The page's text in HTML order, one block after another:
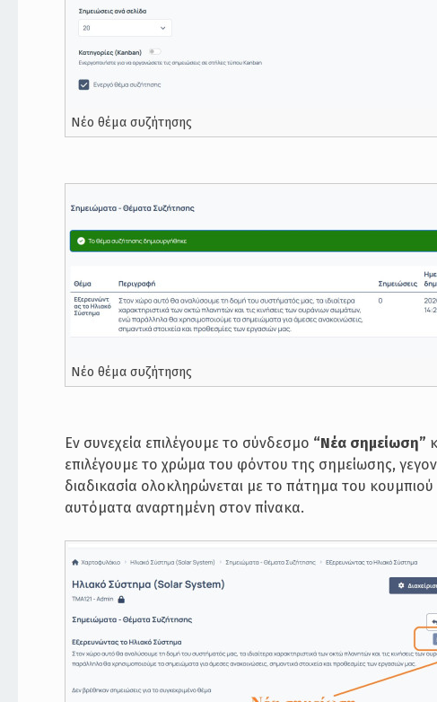
Νέο θέμα συζήτησης
Νέο θέμα συζήτησης
Εν συνεχεία επιλέγουμε το σύνδεσμο “Νέα σημείωση”
επιλέγουμε το χρώμα του φόντου της σημείωσης,
διαδικασία ολοκληρώνεται με το πάτημα του κουμπιού
αυτόματα αναρτημένη στον πίνακα.